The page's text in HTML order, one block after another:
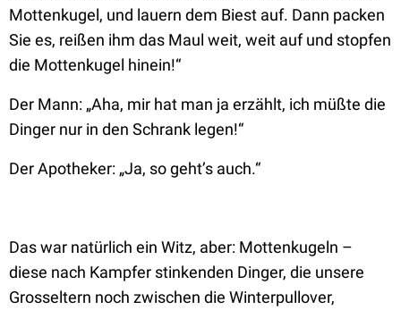
Mottenkugel, und lauern dem Biest auf. Dann packen
Sie es, reißen ihm das Maul weit, weit auf und stopfen
die Mottenkugel hinein!“
Der Mann: „Aha, mir hat man ja erzählt, ich müßte die
Dinger nur in den Schrank legen!“
Der Apotheker: „Ja, so geht’s auch.“
Das war natürlich ein Witz, aber: Mottenkugeln –
diese nach Kampfer stinkenden Dinger, die unsere
Grosseltern noch zwischen die Winterpullover,